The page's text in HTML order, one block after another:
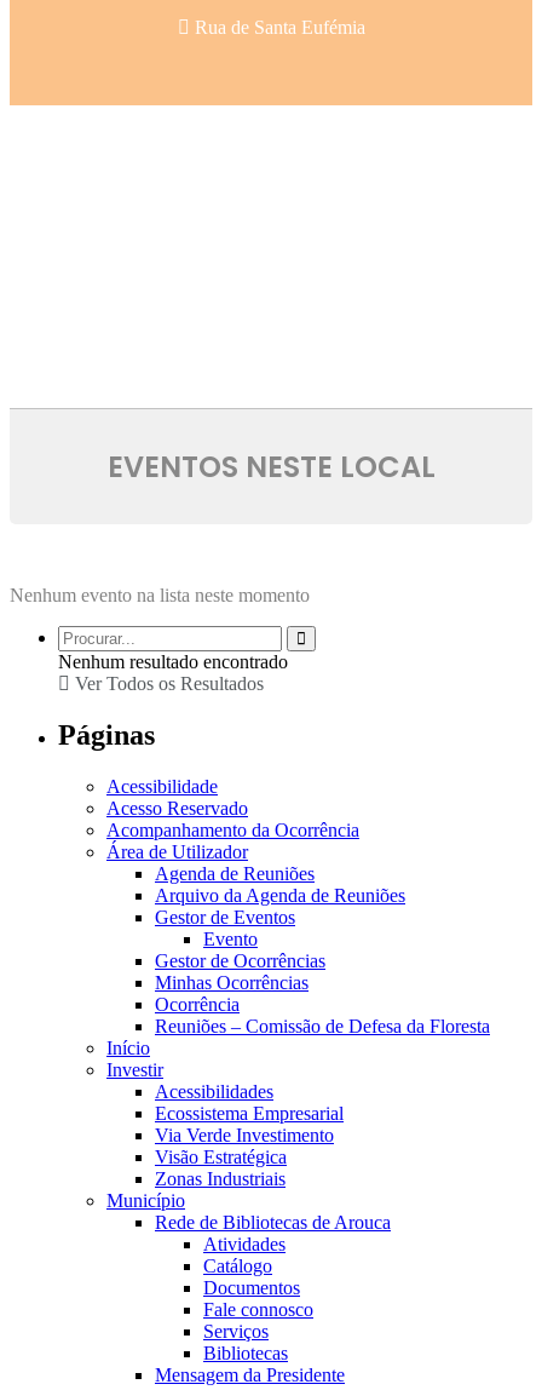
Rua de Santa Eufémia
EVENTOS NESTE LOCAL
Nenhum evento na lista neste momento
Nenhum resultado encontrado
Ver Todos os Resultados
Páginas
Acessibilidade
Acesso Reservado
Acompanhamento da Ocorrência
Área de Utilizador
Agenda de Reuniões
Arquivo da Agenda de Reuniões
Gestor de Eventos
Evento
Gestor de Ocorrências
Minhas Ocorrências
Ocorrência
Reuniões – Comissão de Defesa da Floresta
Início
Investir
Acessibilidades
Ecossistema Empresarial
Via Verde Investimento
Visão Estratégica
Zonas Industriais
Município
Rede de Bibliotecas de Arouca
Atividades
Catálogo
Documentos
Fale connosco
Serviços
Bibliotecas
Mensagem da Presidente